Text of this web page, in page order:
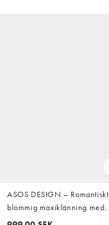
ASOS DESIGN – Romantiskt
blommig maxiklänning med
långa blusärmar och rynkad